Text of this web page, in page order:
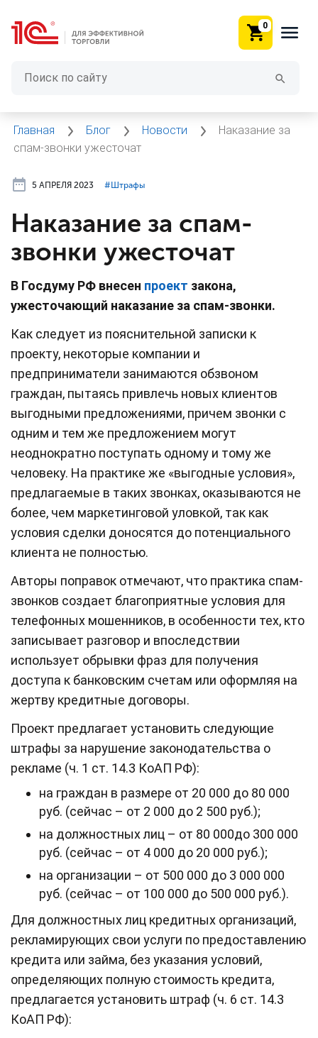
0
Главная Блог Новости
Наказание за
спам-звонки ужесточат
5 АПРЕЛЯ 2023 #⁣Штрафы
Наказание за спам-
звонки ужесточат
В Госдуму РФ внесен проект закона,
ужесточающий наказание за спам-звонки.
Как следует из пояснительной записки к
проекту, некоторые компании и
предприниматели занимаются обзвоном
граждан, пытаясь привлечь новых клиентов
выгодными предложениями, причем звонки с
одним и тем же предложением могут
неоднократно поступать одному и тому же
человеку. На практике же «выгодные условия»,
предлагаемые в таких звонках, оказываются не
более, чем маркетинговой уловкой, так как
условия сделки доносятся до потенциального
клиента не полностью.
Авторы поправок отмечают, что практика спам-
звонков создает благоприятные условия для
телефонных мошенников, в особенности тех, кто
записывает разговор и впоследствии
использует обрывки фраз для получения
доступа к банковским счетам или оформляя на
жертву кредитные договоры.
Проект предлагает установить следующие
штрафы за нарушение законодательства о
рекламе (ч. 1 ст. 14.3 КоАП РФ):
на граждан в размере от 20 000 до 80 000
руб. (сейчас – от 2 000 до 2 500 руб.);
на должностных лиц – от 80 000до 300 000
руб. (сейчас – от 4 000 до 20 000 руб.);
на организации – от 500 000 до 3 000 000
руб. (сейчас – от 100 000 до 500 000 руб.).
Для должностных лиц кредитных организаций,
рекламирующих свои услуги по предоставлению
кредита или займа, без указания условий,
определяющих полную стоимость кредита,
предлагается установить штраф (ч. 6 ст. 14.3
КоАП РФ):